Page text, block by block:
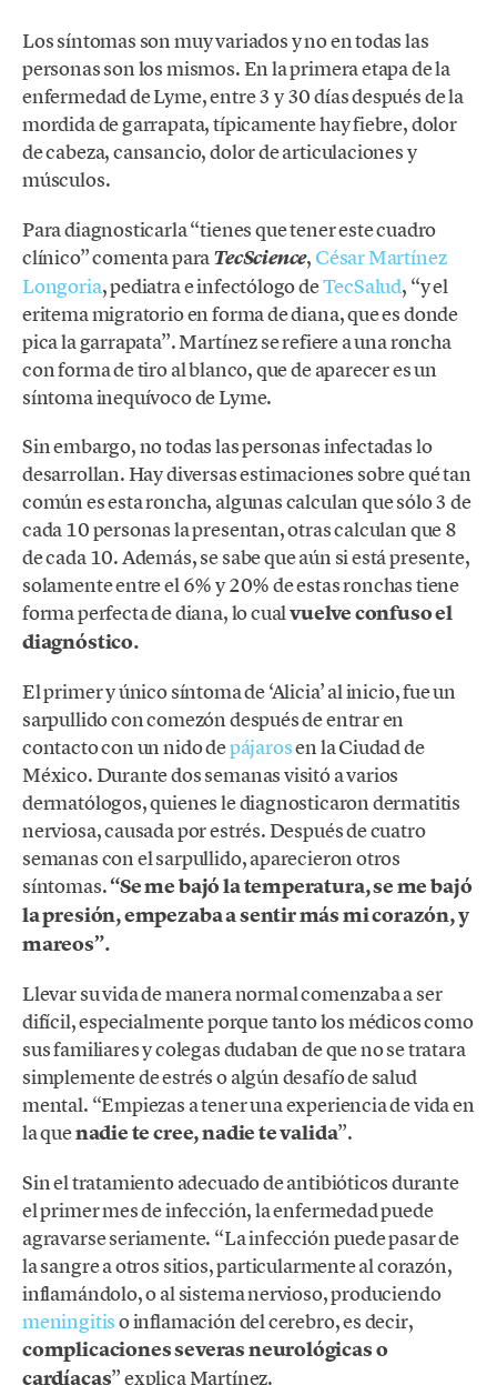
Los síntomas son muy variados y no en todas las
personas son los mismos. En la primera etapa de la
enfermedad de Lyme, entre 3 y 30 días después de la
mordida de garrapata, típicamente hay fiebre, dolor
de cabeza, cansancio, dolor de articulaciones y
músculos.
Para diagnosticarla “tienes que tener este cuadro
clínico” comenta para TecScience, César Martínez
Longoria, pediatra e infectólogo deTecSalud, “y el
eritema migratorio en forma de diana, que es donde
pica la garrapata”. Martínez se refiere a una roncha
con forma de tiro al blanco, que de aparecer es un
síntoma inequívoco de Lyme.
Sin embargo, no todas las personas infectadas lo
desarrollan. Hay diversas estimaciones sobre qué tan
común es esta roncha, algunas calculan que sólo 3 de
cada 10 personas la presentan, otras calculan que 8
de cada 10. Además, se sabe que aún si está presente,
solamente entre el 6% y 20% de estas ronchas tiene
forma perfecta de diana, lo cualvuelve confuso el
diagnóstico.
El primer y único síntoma de ‘Alicia’ al inicio, fue un
sarpullido con comezón después de entrar en
contacto con un nido depájarosen la Ciudad de
México. Durante dos semanas visitó a varios
dermatólogos, quienes le diagnosticaron dermatitis
nerviosa, causada por estrés. Después de cuatro
semanas con el sarpullido, aparecieron otros
síntomas.“Se me bajó la temperatura, se me bajó
la presión, empezaba a sentir más mi corazón, y
mareos”.
Llevar su vida de manera normal comenzaba a ser
difícil, especialmente porque tanto los médicos como
sus familiares y colegas dudaban de que no se tratara
simplemente de estrés o algún desafío de salud
mental. “Empiezas a tener una experiencia de vida en
la quenadie te cree, nadie te valida”.
Sin el tratamiento adecuado de antibióticos durante
el primer mes de infección, la enfermedad puede
agravarse seriamente. “La infección puede pasar de
la sangre a otros sitios, particularmente al corazón,
inflamándolo, o al sistema nervioso, produciendo
meningitiso inflamación del cerebro, es decir,
complicaciones severas neurológicas o
cardíacas” explica Martínez.